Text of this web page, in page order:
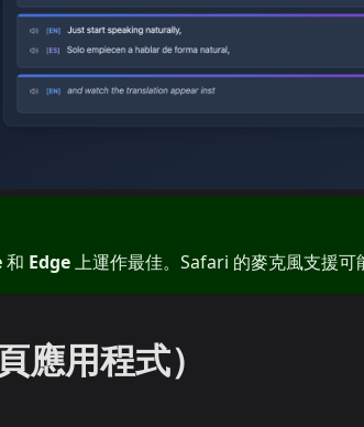
和 Edge上運作最佳。Safari 的麥克風支援可
應用程式）